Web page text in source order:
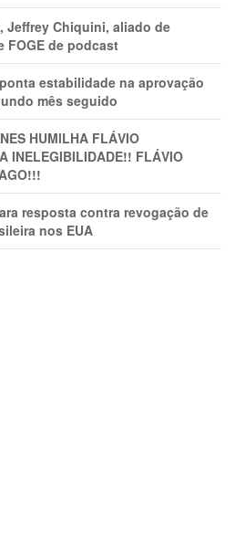
Jeffrey Chiquini, aliado de
FOGE de podcast
estabilidade na aprovação
mês seguido
HUMlLHA FLÁVIO
INELEGIBILIDADE!! FLÁVIO
resposta contra revogação de
nos EUA